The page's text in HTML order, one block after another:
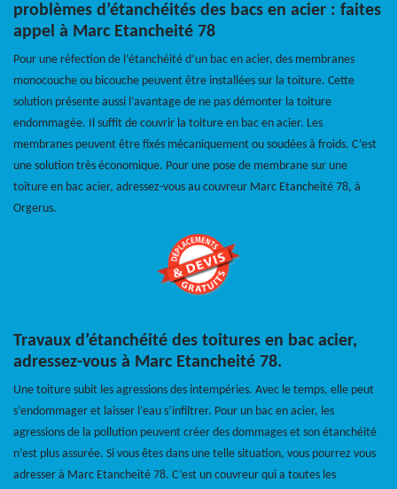
problèmes d’étanchéités des bacs en acier : faites
appel à Marc Etancheité 78
Pour une réfection de l’étanchéité d’un bac en acier, des membranes
monocouche ou bicouche peuvent être installées sur la toiture. Cette
solution présente aussi l’avantage de ne pas démonter la toiture
endommagée. Il suffit de couvrir la toiture en bac en acier. Les
membranes peuvent être fixés mécaniquement ou soudées à froids. C’est
une solution très économique. Pour une pose de membrane sur une
toiture en bac acier, adressez-vous au couvreur Marc Etancheité 78, à
Orgerus.
Travaux d’étanchéité des toitures en bac acier,
adressez-vous à Marc Etancheité 78.
Une toiture subit les agressions des intempéries. Avec le temps, elle peut
s’endommager et laisser l’eau s’infiltrer. Pour un bac en acier, les
agressions de la pollution peuvent créer des dommages et son étanchéité
n’est plus assurée. Si vous êtes dans une telle situation, vous pourrez vous
adresser à Marc Etancheité 78. C’est un couvreur qui a toutes les